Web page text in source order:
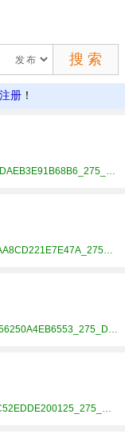
册 ！
http://www.ftourcn.com/sf_50A3C8EE39944A5D973DAEB3E91B68B6_275_D51567E4803.html
http://www.ftourcn.com/sf_6C8719FC4CD24566ADAA8CD221E7E47A_275_D51567E4803.html
http://www.ftourcn.com/sf_B05C33E85F334BEB94656250A4EB6553_275_D51567E4803.html
http://www.ftourcn.com/sf_F6C14B330211411AB40C52EDDE200125_275_D51567E4803.html